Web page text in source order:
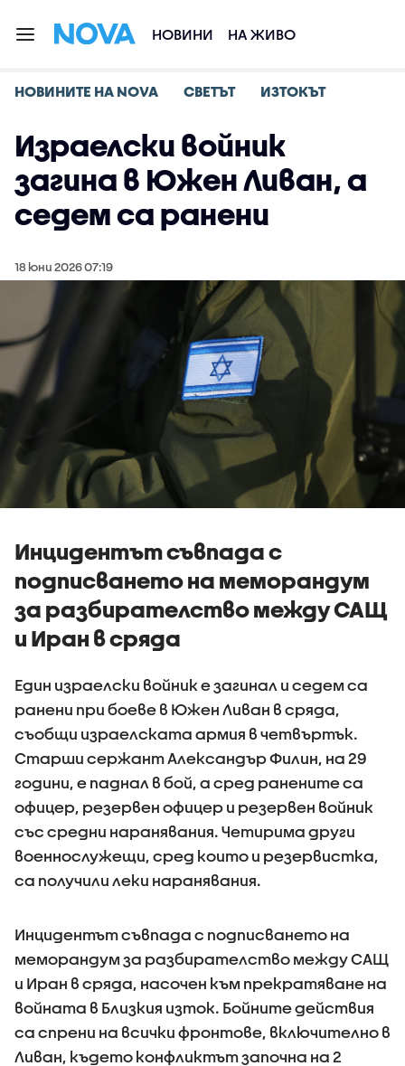
НОВИНИ НА ЖИВО
НОВИНИТЕ НА NOVA СВЕТЪТ ИЗТОКЪТ
Израелски войник
загина в Южен Ливан, а
седем са ранени
18 юни 2026 07:19
Инцидентът съвпада с
подписването на меморандум
за разбирателство между САЩ
и Иран в сряда
Един израелски войник е загинал и седем са
ранени при боеве в Южен Ливан в сряда,
съобщи израелската армия в четвъртък.
Старши сержант Александър Филин, на 29
години, е паднал в бой, а сред ранените са
офицер, резервен офицер и резервен войник
със средни наранявания. Четирима други
военнослужещи, сред които и резервистка,
са получили леки наранявания.
Инцидентът съвпада с подписването на
меморандум за разбирателство между САЩ
и Иран в сряда, насочен към прекратяване на
войната в Близкия изток. Бойните действия
са спрени на всички фронтове, включително в
Ливан, където конфликтът започна на 2